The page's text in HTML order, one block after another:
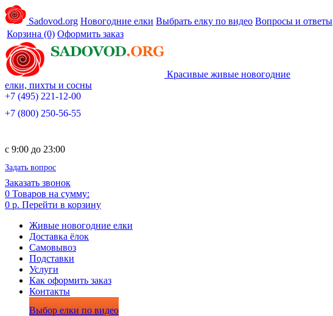
Sadovod.org Новогодние елки Выбрать елку по видео Вопросы и ответы
Корзина (0) Оформить заказ
Красивые живые новогодние
елки, пихты и сосны
+7 (495) 221-12-00
+7 (800) 250-56-55
c 9:00 до 23:00
Задать вопрос
Заказать звонок
0 Товаров на сумму:
0 р. Перейти в корзину
Живые новогодние елки
Доставка ёлок
Самовывоз
Подставки
Услуги
Как оформить заказ
Контакты
Выбор елки по видео